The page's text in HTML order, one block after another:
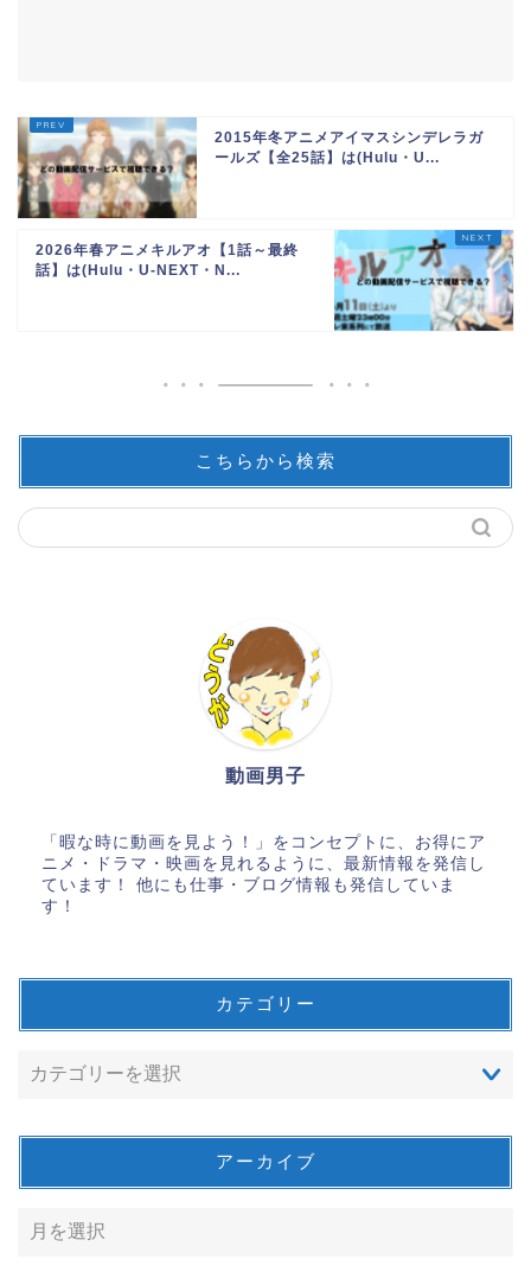
2015年冬アニメアイマスシンデレラガ
ールズ【全25話】は(Hulu・U...
2026年春アニメキルアオ【1話～最終
話】は(Hulu・U-NEXT・N...
こちらから検索
動画男子
「暇な時に動画を見よう！」をコンセプトに、お得にア
ニメ・ドラマ・映画を見れるように、最新情報を発信し
ています！ 他にも仕事・ブログ情報も発信していま
す！
カテゴリー
アーカイブ